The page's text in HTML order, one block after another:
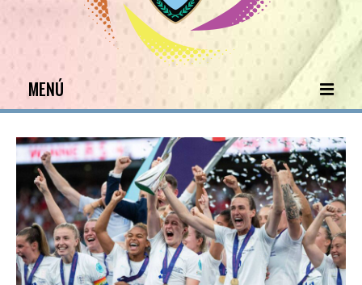
MENÚ
INICIO
INSTITUCIONAL
LEGISLACIÓN
CONSEJO FEDERAL
CAPACITACIONES